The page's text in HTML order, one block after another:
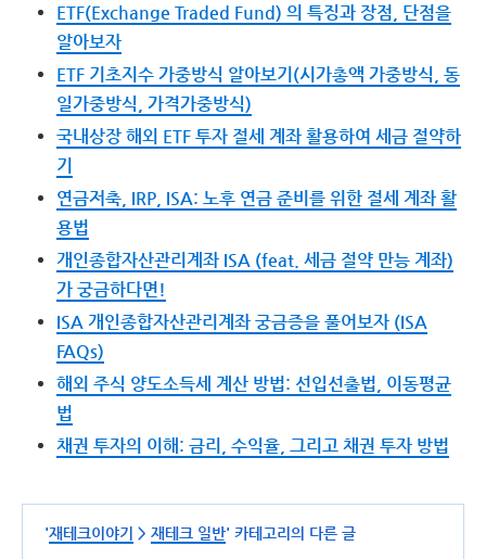
ETF(Exchange Traded Fund) 의 특징과 장점, 단점을
알아보자
ETF 기초지수 가중방식 알아보기(시가총액 가중방식, 동
일가중방식, 가격가중방식)
국내상장 해외 ETF 투자 절세 계좌 활용하여 세금 절약하
기
연금저축, IRP, ISA: 노후 연금 준비를 위한 절세 계좌 활
용법
개인종합자산관리계좌 ISA (feat. 세금 절약 만능 계좌)
가 궁금하다면!
ISA 개인종합자산관리계좌 궁금증을 풀어보자 (ISA
FAQs)
해외 주식 양도소득세 계산 방법: 선입선출법, 이동평균
법
채권 투자의 이해: 금리, 수익율, 그리고 채권 투자 방법
'재테크이야기 > 재테크 일반' 카테고리의 다른 글